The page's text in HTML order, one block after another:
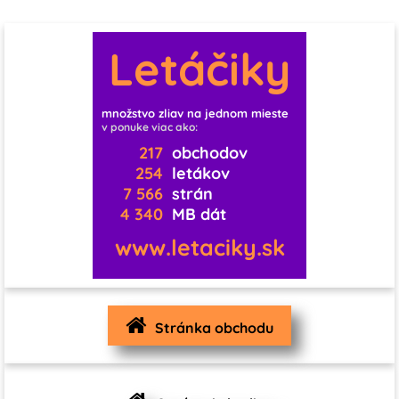
0 0
0
1
1
0
0 0 0
1 0 0
Letáčiky
množstvo zliav na jednom mieste
v ponuke viac ako:
217 obchodov
254 letákov
7 566 strán
4 340 MB dát
www.letaciky.sk
Stránka obchodu